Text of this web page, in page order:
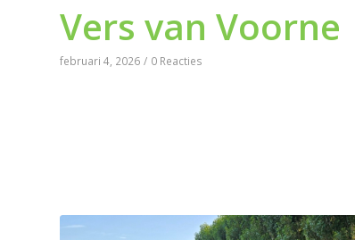
Vers van Voorne
februari 4, 2026 / 0 Reacties